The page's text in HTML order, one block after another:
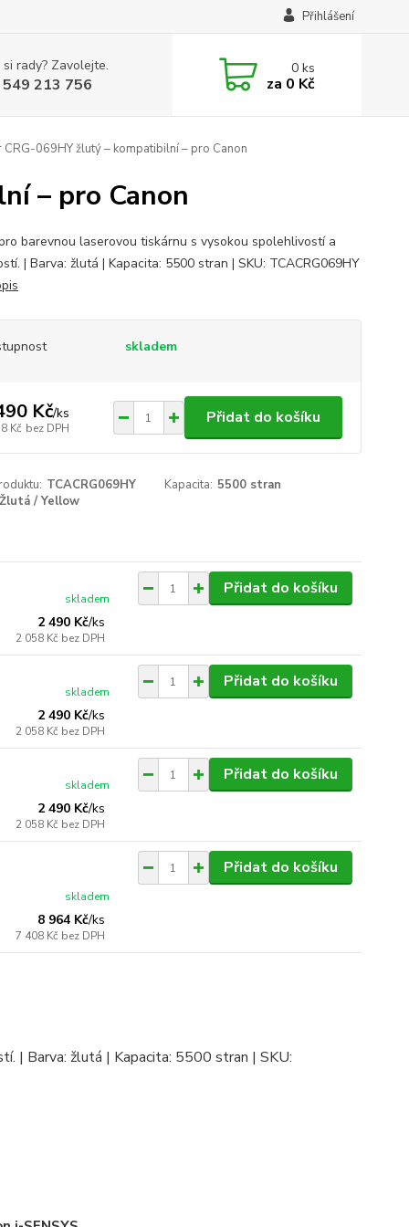
Přihlášení
rady? Zavolejte.
213 756
0ks
za 0 Kč
CRG-069HY žlutý – kompatibilní – pro Canon
– pro Canon
barevnou laserovou tiskárnu s vysokou spolehlivostí a
| Barva: žlutá | Kapacita: 5500 stran | SKU: TCACRG069HY
skladem
Kč/ks
Kč bez DPH
Přidat do košíku
TCACRG069HY Kapacita: 5500 stran
Žlutá / Yellow
2 490 Kč/ks
2 058 Kč bez DPH
skladem
Přidat do košíku
2 490 Kč/ks
2 058 Kč bez DPH
skladem
Přidat do košíku
2 490 Kč/ks
2 058 Kč bez DPH
skladem
Přidat do košíku
8 964 Kč/ks
7 408 Kč bez DPH
skladem
Přidat do košíku
| Barva: žlutá | Kapacita: 5500 stran | SKU: